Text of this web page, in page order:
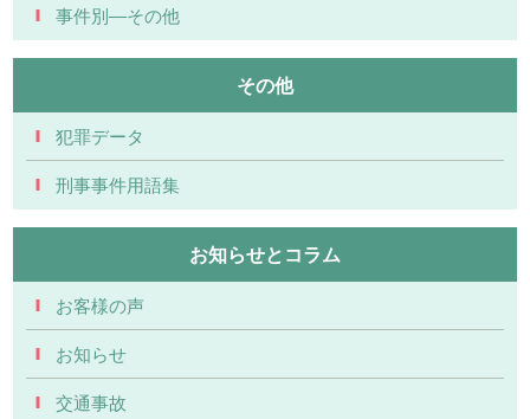
事件別―その他
その他
犯罪データ
刑事事件用語集
お知らせとコラム
お客様の声
お知らせ
交通事故